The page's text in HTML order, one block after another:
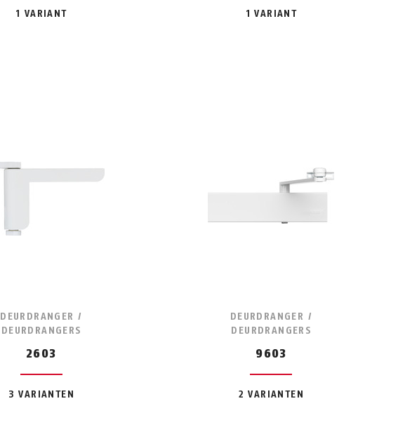
1 VARIANT 1 VARIANT
DEURDRANGER /
DEURDRANGERS
2603
3 VARIANTEN
DEURDRANGER /
DEURDRANGERS
9603
2 VARIANTEN